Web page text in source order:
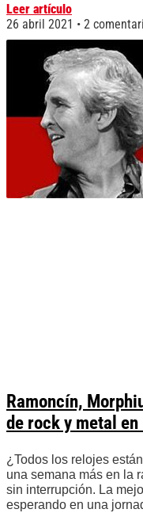
Leer artículo
26 abril 2021
2
Ramoncín,
de rock y metal
¿Todos los relojes
una semana más en la
sin interrupción. La
esperando en una